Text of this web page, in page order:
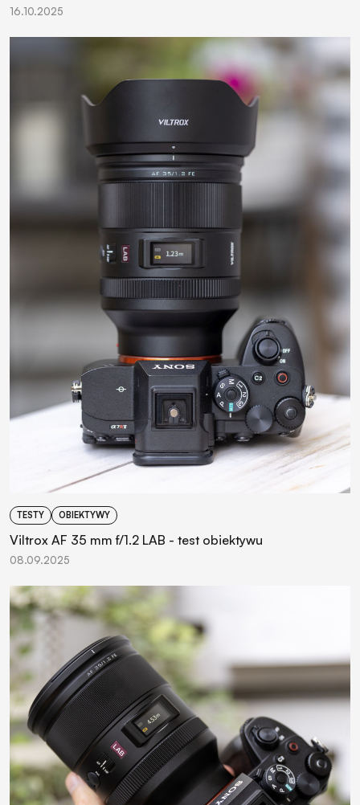
16.10.2025
TESTY OBIEKTYWY
Viltrox AF 35 mm f/1.2 LAB - test obiektywu
08.09.2025